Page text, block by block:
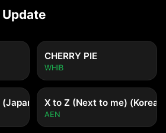
CHERRY PIE
WHIB
ver.)
X to Z (Next to me) (Korean
AEN